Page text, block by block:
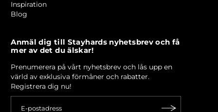
Inspiration
Blog
Anmäl dig till Stayhards nyhetsbrev och få
mer av det du älskar!
Prenumerera på vårt nyhetsbrev och lås upp en
värld av exklusiva förmåner och rabatter.
Registrera dig nu!